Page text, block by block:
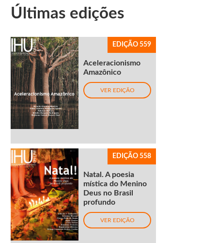
Últimas edições
EDIÇÃO 559
Aceleracionismo
Amazônico
VER EDIÇÃO
EDIÇÃO 558
Natal. A poesia
mística do Menino
Deus no Brasil
profundo
VER EDIÇÃO